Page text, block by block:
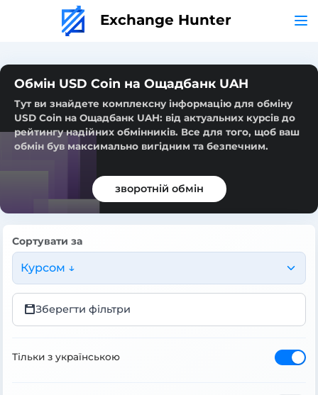
Exchange Hunter
Обмін USD Coin на Ощадбанк UAH
Тут ви знайдете комплексну інформацію для обміну
USD Coin на Ощадбанк UAH: від актуальних курсів до
рейтингу надійних обмінників. Все для того, щоб ваш
обмін був максимально вигідним та безпечним.
зворотній обмін
Сортувати за
Курсом ↓
Зберегти фільтри
Тільки з українською